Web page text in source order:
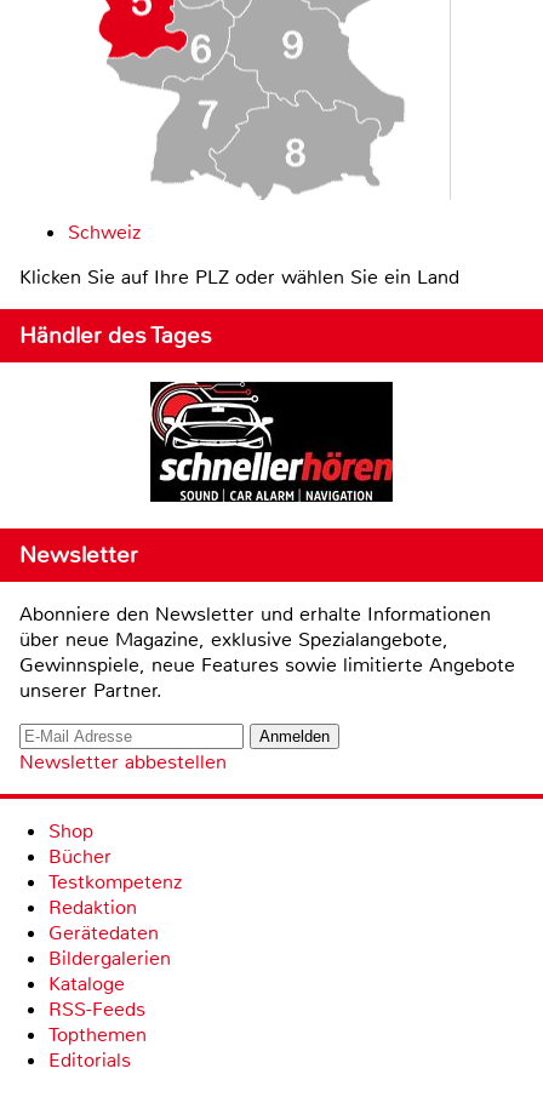
Schweiz
Klicken Sie auf Ihre PLZ oder wählen Sie ein Land
Händler des Tages
Newsletter
Abonniere den Newsletter und erhalte Informationen
über neue Magazine, exklusive Spezialangebote,
Gewinnspiele, neue Features sowie limitierte Angebote
unserer Partner.
Newsletter abbestellen
Shop
Bücher
Testkompetenz
Redaktion
Gerätedaten
Bildergalerien
Kataloge
RSS-Feeds
Topthemen
Editorials